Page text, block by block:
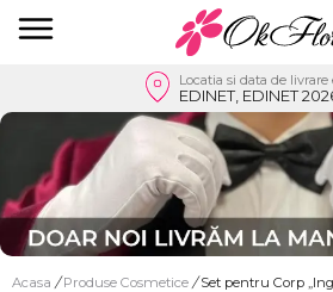
Locatia si data de livrare
EDINET, EDINET
Acasa / Produse Cosmetice / Set pentru Corp